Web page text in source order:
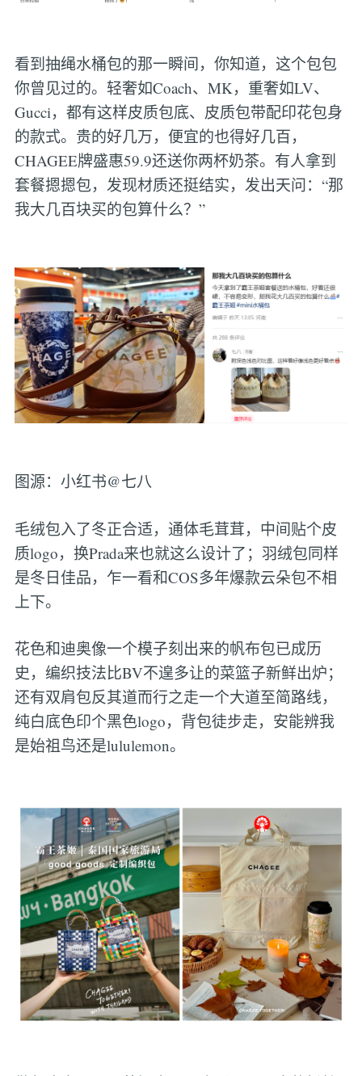
看到抽绳水桶包的那一瞬间，你知道，这个包包
你曾见过的。轻奢如Coach、MK，重奢如LV、
Gucci，都有这样皮质包底、皮质包带配印花包身
的款式。贵的好几万，便宜的也得好几百，
CHAGEE牌盛惠59.9还送你两杯奶茶。有人拿到
套餐摁摁包，发现材质还挺结实，发出天问：“那
我大几百块买的包算什么？”
图源：小红书@七八
毛绒包入了冬正合适，通体毛茸茸，中间贴个皮
质logo，换Prada来也就这么设计了；羽绒包同样
是冬日佳品，乍一看和COS多年爆款云朵包不相
上下。
花色和迪奥像一个模子刻出来的帆布包已成历
史，编织技法比BV不遑多让的菜篮子新鲜出炉；
还有双肩包反其道而行之走一个大道至简路线，
纯白底色印个黑色logo，背包徒步走，安能辨我
是始祖鸟还是lululemon。